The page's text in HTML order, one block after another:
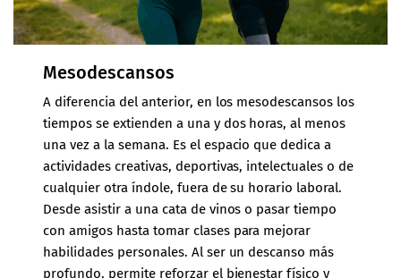
Mesodescansos
A diferencia del anterior, en los mesodescansos los
tiempos se extienden a una y dos horas, al menos
una vez a la semana. Es el espacio que dedica a
actividades creativas, deportivas, intelectuales o de
cualquier otra índole, fuera de su horario laboral.
Desde asistir a una cata de vinos o pasar tiempo
con amigos hasta tomar clases para mejorar
habilidades personales. Al ser un descanso más
profundo, permite reforzar el bienestar físico y